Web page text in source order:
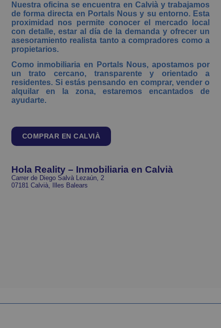
Nuestra oficina se encuentra en Calvià y trabajamos
de forma directa en Portals Nous y su entorno. Esta
proximidad nos permite conocer el mercado local
con detalle, estar al día de la demanda y ofrecer un
asesoramiento realista tanto a compradores como a
propietarios.
Como inmobiliaria en Portals Nous, apostamos por
un trato cercano, transparente y orientado a
residentes. Si estás pensando en comprar, vender o
alquilar en la zona, estaremos encantados de
ayudarte.
COMPRAR EN CALVIÀ
Hola Reality – Inmobiliaria en Calvià
Carrer de Diego Salvà Lezaún, 2
07181 Calvià, Illes Balears